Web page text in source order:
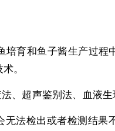
育和鱼子酱生产过程
。
、超声鉴别法、血液生
法检出或者检测结果